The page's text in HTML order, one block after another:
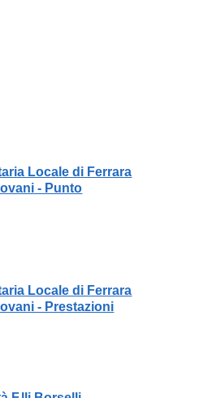
Locale di Ferrara
- Punto
Locale di Ferrara
- Prestazioni